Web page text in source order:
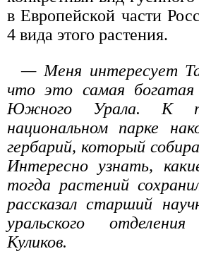
в Европейской части
4 вида этого растения.
— Меня интересует
что это самая
Южного Урала. К
национальном парке
гербарий, который
Интересно узнать,
тогда растений
рассказал старший
уральского
Куликов.